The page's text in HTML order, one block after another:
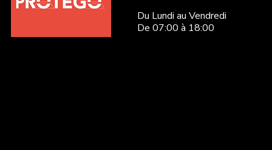
Du Lundi au Vendredi
De 07:00 à 18:00